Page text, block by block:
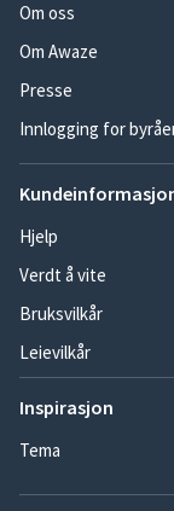
Om oss
Om Awaze
Presse
Innlogging for
Hjelp
Verdt å vite
Bruksvilkår
Leievilkår
Inspirasjon
Tema